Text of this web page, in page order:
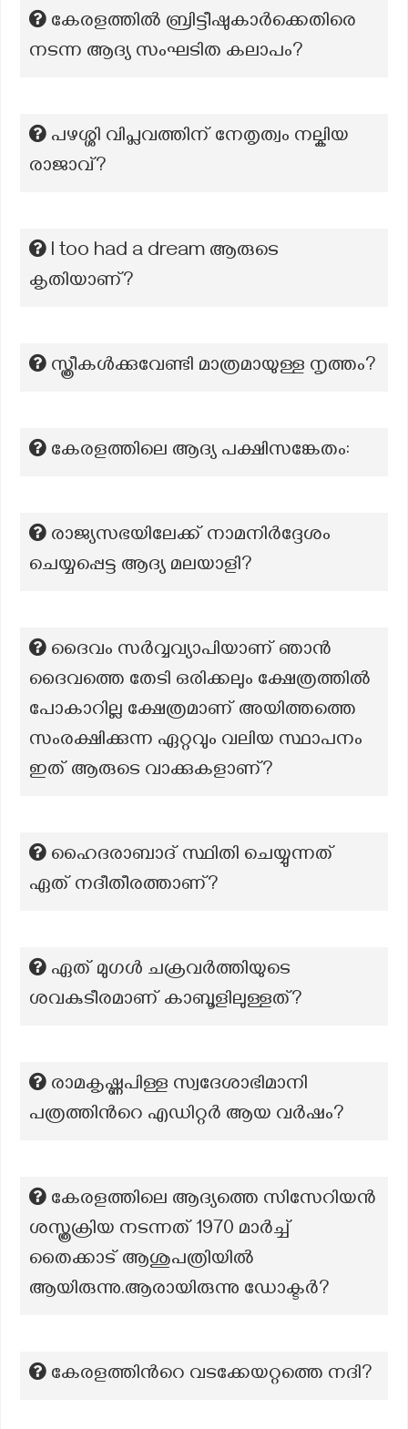
കേരളത്തിൽ ബ്രിട്ടീഷുകാർക്കെതിരെ
നടന്ന ആദ്യ സംഘടിത കലാപം?
പഴശ്ശി വിപ്ലവത്തിന് നേതൃത്വം നല്കിയ
രാജാവ്?
I too had a dream ആരുടെ
കൃതിയാണ്?
സ്ത്രീകൾക്കുവേണ്ടി മാത്രമായുള്ള നൃത്തം?
കേരളത്തിലെ ആദ്യ പക്ഷിസങ്കേതം:
രാജ്യസഭയിലേക്ക് നാമനിർദ്ദേശം
ചെയ്യപ്പെട്ട ആദ്യ മലയാളി?
ദൈവം സർവ്വവ്യാപിയാണ് ഞാൻ
ദൈവത്തെ തേടി ഒരിക്കലും ക്ഷേത്രത്തിൽ
പോകാറില്ല ക്ഷേത്രമാണ് അയിത്തത്തെ
സംരക്ഷിക്കുന്ന ഏറ്റവും വലിയ സ്ഥാപനം
ഇത് ആരുടെ വാക്കുകളാണ്?
ഹൈദരാബാദ് സ്ഥിതി ചെയ്യുന്നത്
ഏത് നദീതീരത്താണ്?
ഏത് മുഗൾ ചക്രവർത്തിയുടെ
ശവകുടീരമാണ് കാബൂളിലുള്ളത്?
രാമകൃഷ്ണപിള്ള സ്വദേശാഭിമാനി
പത്രത്തിന്‍റെ എഡിറ്റർ ആയ വർഷം?
കേരളത്തിലെ ആദ്യത്തെ സിസേറിയൻ
ശസ്ത്രക്രിയ നടന്നത് 1970 മാർച്ച്
തൈക്കാട് ആശുപത്രിയിൽ
ആയിരുന്നു.ആരായിരുന്നു ഡോക്ടർ?
കേരളത്തിൻറെ വടക്കേയറ്റത്തെ നദി?